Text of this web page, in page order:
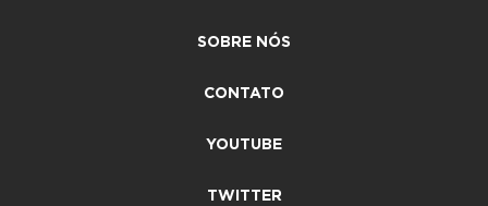
SOBRE NÓS
CONTATO
YOUTUBE
TWITTER